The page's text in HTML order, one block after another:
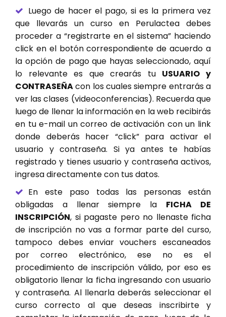
Luego de hacer el pago, si es la primera vez
que llevarás un curso en Perulactea debes
proceder a “registrarte en el sistema” haciendo
click en el botón correspondiente de acuerdo a
la opción de pago que hayas seleccionado, aquí
lo relevante es que crearás tu USUARIO y
CONTRASEÑAcon los cuales siempre entrarás a
ver las clases (videoconferencias). Recuerda que
luego de llenar la información en la web recibirás
en tu e-mail un correo de activación con un link
donde deberás hacer “click” para activar el
usuario y contraseña. Si ya antes te habías
registrado y tienes usuario y contraseña activos,
ingresa directamente con tus datos.
En este paso todas las personas están
obligadas a llenar siempre la FICHA DE
INSCRIPCIÓN, si pagaste pero no llenaste ficha
de inscripción no vas a formar parte del curso,
tampoco debes enviar vouchers escaneados
por correo electrónico, ese no es el
procedimiento de inscripción válido, por eso es
obligatorio llenar la ficha ingresando con usuario
y contraseña. Al llenarla deberás seleccionar el
curso correcto al que deseas inscribirte y